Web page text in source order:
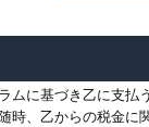
ムに基づき乙に支
時、乙からの税金